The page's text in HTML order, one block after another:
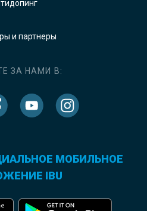
и партнеры
ЗА НАМИ В:
МОБИЛЬНОЕ
IBU